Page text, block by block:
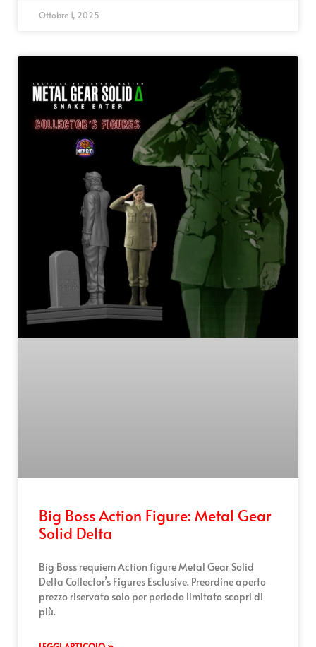
Ottobre 1, 2025
Big Boss Action Figure: Metal Gear
Solid Delta
Big Boss requiem Action figure Metal Gear Solid
Delta Collector’s Figures Esclusive. Preordine aperto
prezzo riservato solo per periodo limitato scopri di
più.